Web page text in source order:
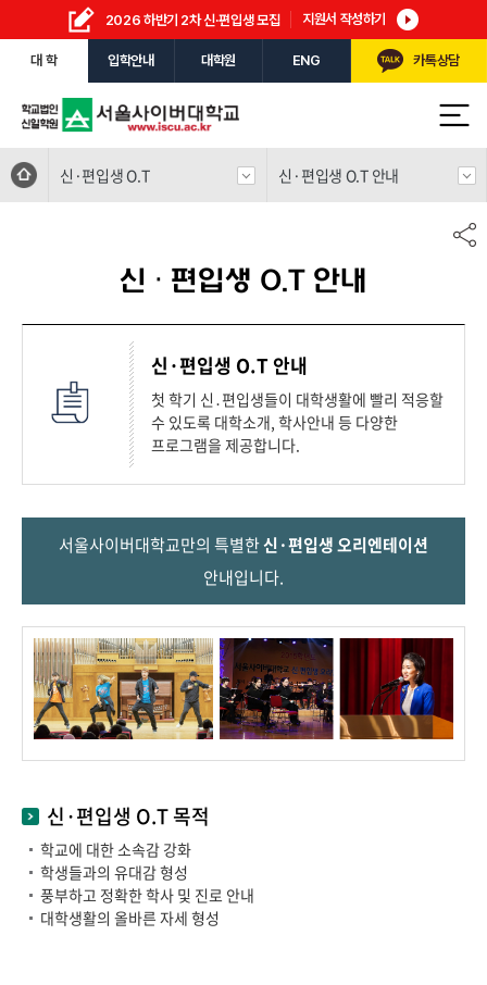
2026 하반기 2차 신·편입생 모집 지원서 작성하기
대 학 입학안내 대학원 ENG 카톡상담
신·편입생 O.T 신·편입생 O.T 안내
신·편입생 O.T 안내
신·편입생 O.T 안내
첫 학기 신․편입생들이 대학생활에 빨리 적응할
수 있도록 대학소개, 학사안내 등 다양한
프로그램을 제공합니다.
서울사이버대학교만의 특별한신·편입생 오리엔테이션
안내입니다.
신·편입생 O.T 목적
학교에 대한 소속감 강화
학생들과의 유대감 형성
풍부하고 정확한 학사 및 진로 안내
대학생활의 올바른 자세 형성